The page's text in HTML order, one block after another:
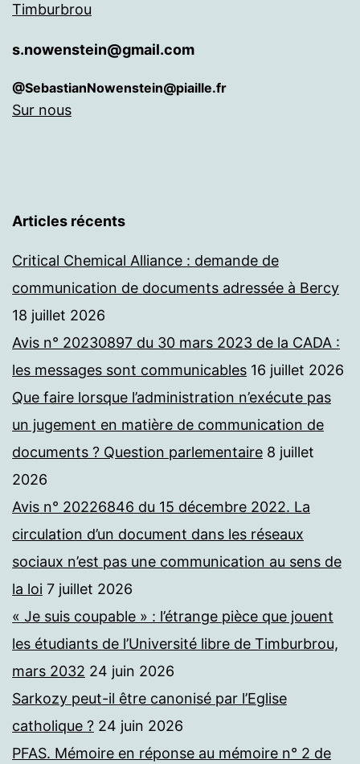
Timburbrou
s.nowenstein@gmail.com
@SebastianNowenstein@piaille.fr
Sur nous
Articles récents
Critical Chemical Alliance : demande de
communication de documents adressée à Bercy
18 juillet 2026
Avis n° 20230897 du 30 mars 2023 de la CADA :
les messages sont communicables 16 juillet 2026
Que faire lorsque l’administration n’exécute pas
un jugement en matière de communication de
documents ? Question parlementaire 8 juillet
2026
Avis n° 20226846 du 15 décembre 2022. La
circulation d’un document dans les réseaux
sociaux n’est pas une communication au sens de
la loi 7 juillet 2026
« Je suis coupable » : l’étrange pièce que jouent
les étudiants de l’Université libre de Timburbrou,
mars 2032 24 juin 2026
Sarkozy peut-il être canonisé par l’Eglise
catholique ? 24 juin 2026
PFAS. Mémoire en réponse au mémoire n° 2 de